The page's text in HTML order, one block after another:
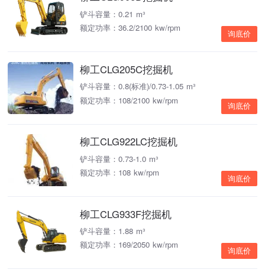
铲斗容量：0.21 m³
额定功率：36.2/2100 kw/rpm
询底价
柳工CLG205C挖掘机
铲斗容量：0.8(标准)/0.73-1.05 m³
额定功率：108/2100 kw/rpm
询底价
柳工CLG922LC挖掘机
铲斗容量：0.73-1.0 m³
额定功率：108 kw/rpm
询底价
柳工CLG933F挖掘机
铲斗容量：1.88 m³
额定功率：169/2050 kw/rpm
询底价